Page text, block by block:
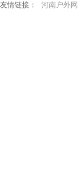
友情链接： 河南户外网